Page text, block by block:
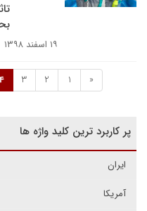
۱۹ اسفند ۱۳۹۸
«
1
2
3
پر کاربرد ترین کلید واژه ها
ایران
آمریکا